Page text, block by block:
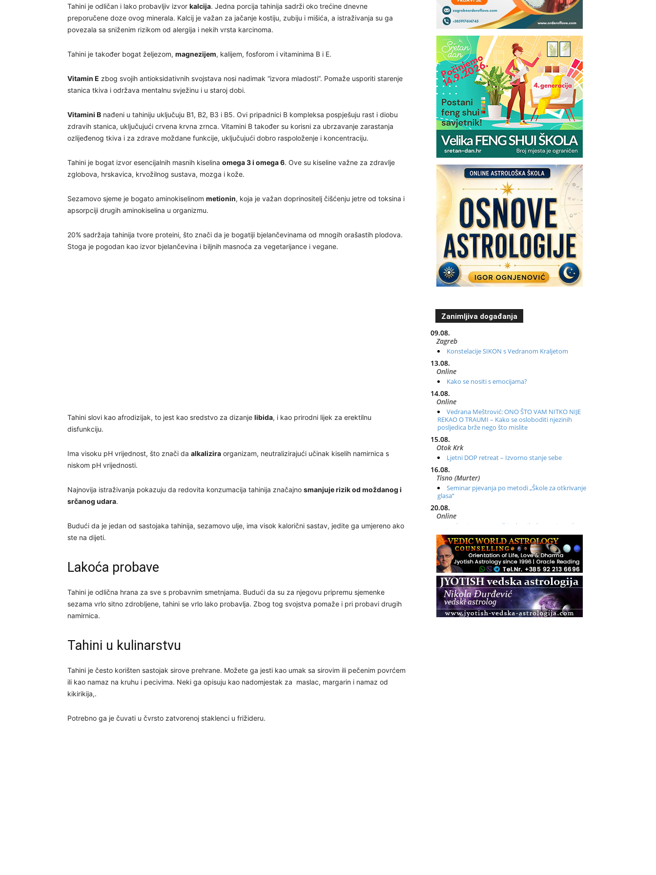
Tahini je odličan i lako probavljiv izvor kalcija. Jedna porcija tahinija sadrži oko trećine dnevne
preporučene doze ovog minerala. Kalcij je važan za jačanje kostiju, zubiju i mišića, a istraživanja su ga
povezala sa sniženim rizikom od alergija i nekih vrsta karcinoma.
Tahini je također bogat željezom, magnezijem, kalijem, fosforom i vitaminima B i E.
Vitamin E zbog svojih antioksidativnih svojstava nosi nadimak “izvora mladosti”. Pomaže usporiti starenje
stanica tkiva i održava mentalnu svježinu i u staroj dobi.
Vitamini B nađeni u tahiniju uključuju B1, B2, B3 i B5. Ovi pripadnici B kompleksa pospješuju rast i diobu
zdravih stanica, uključujući crvena krvna zrnca. Vitamini B također su korisni za ubrzavanje zarastanja
ozlijeđenog tkiva i za zdrave moždane funkcije, uključujući dobro raspoloženje i koncentraciju.
Tahini je bogat izvor esencijalnih masnih kiselina omega 3 i omega 6. Ove su kiseline važne za zdravlje
zglobova, hrskavica, krvožilnog sustava, mozga i kože.
Sezamovo sjeme je bogato aminokiselinom metionin, koja je važan doprinositelj čišćenju jetre od toksina i
apsorpciji drugih aminokiselina u organizmu.
20% sadržaja tahinija tvore proteini, što znači da je bogatiji bjelančevinama od mnogih orašastih plodova.
Stoga je pogodan kao izvor bjelančevina i biljnih masnoća za vegetarijance i vegane.
Tahini slovi kao afrodizijak, to jest kao sredstvo za dizanje libida, i kao prirodni lijek za erektilnu
disfunkciju.
Ima visoku pH vrijednost, što znači da alkalizira organizam, neutralizirajući učinak kiselih namirnica s
niskom pH vrijednosti.
Najnovija istraživanja pokazuju da redovita konzumacija tahinija značajno smanjuje rizik od moždanog i
srčanog udara.
Budući da je jedan od sastojaka tahinija, sezamovo ulje, ima visok kalorični sastav, jedite ga umjereno ako
ste na dijeti.
Lakoća probave
Tahini je odlična hrana za sve s probavnim smetnjama. Budući da su za njegovu pripremu sjemenke
sezama vrlo sitno zdrobljene, tahini se vrlo lako probavlja. Zbog tog svojstva pomaže i pri probavi drugih
namirnica.
Tahini u kulinarstvu
Tahini je često korišten sastojak sirove prehrane. Možete ga jesti kao umak sa sirovim ili pečenim povrćem
ili kao namaz na kruhu i pecivima. Neki ga opisuju kao nadomjestak za maslac, margarin i namaz od
kikirikija,.
Potrebno ga je čuvati u čvrsto zatvorenoj staklenci u frižideru.
Zanimljiva događanja
09.08.
Zagreb
Konstelacije SIKON s Vedranom Kraljetom
13.08.
Online
Kako se nositi s emocijama?
14.08.
Online
Vedrana Meštrović: ONO ŠTO VAM NITKO NIJE
REKAO O TRAUMI – Kako se osloboditi njezinih
posljedica brže nego što mislite
15.08.
Otok Krk
Ljetni DOP retreat – Izvorno stanje sebe
16.08.
Tisno (Murter)
Seminar pjevanja po metodi „Škole za otkrivanje
glasa“
20.08.
Online
Radionica: Pomagači iz drugih dimenzija Online –
otvoreno za sve
21.08.
Zagreb+Online
Osnovni ThetaHealing® tečaj, Zagreb i Online
22.08.
Zagreb
Osnovna radionica za izscjeljivanje pranom (Basic
Pranic Healing course)
Pula